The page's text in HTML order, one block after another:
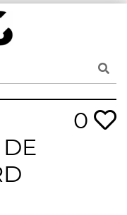
tothom
0